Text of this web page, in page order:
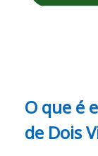
O que é
de Dois